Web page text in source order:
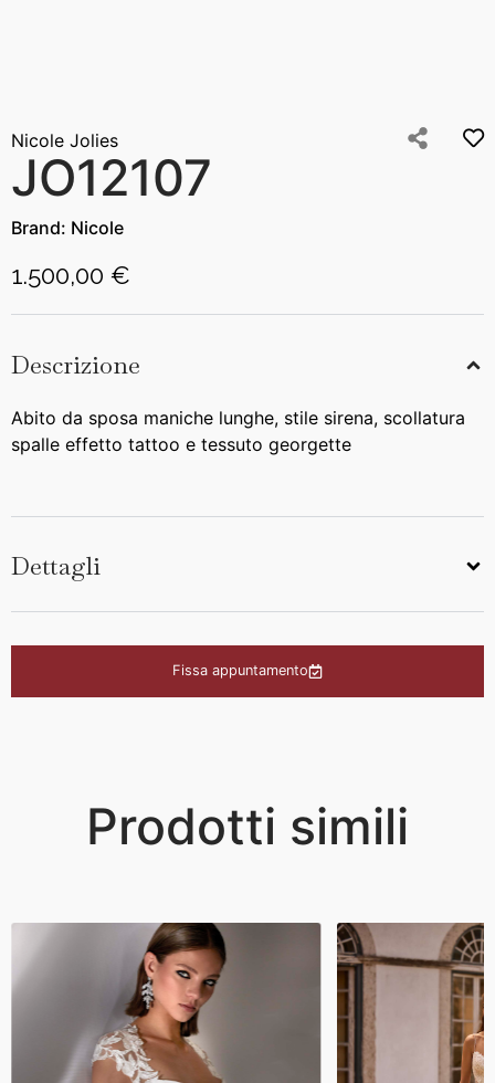
Nicole Jolies
JO12107
Brand: Nicole
1.500,00 €
Descrizione
Abito da sposa maniche lunghe, stile sirena, scollatura
spalle effetto tattoo e tessuto georgette
Dettagli
Fissa appuntamento
Prodotti simili